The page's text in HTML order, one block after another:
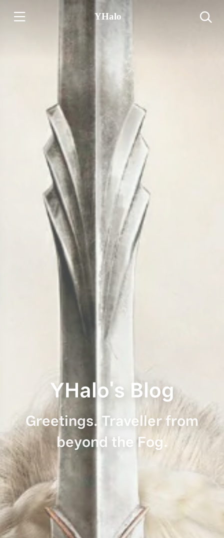
YHalo
YHalo's Blog
Greetings. Traveller from
beyond the Fog.